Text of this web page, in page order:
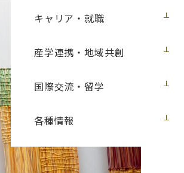
キャリア・就職
産学連携・地域共創
国際交流・留学
各種情報